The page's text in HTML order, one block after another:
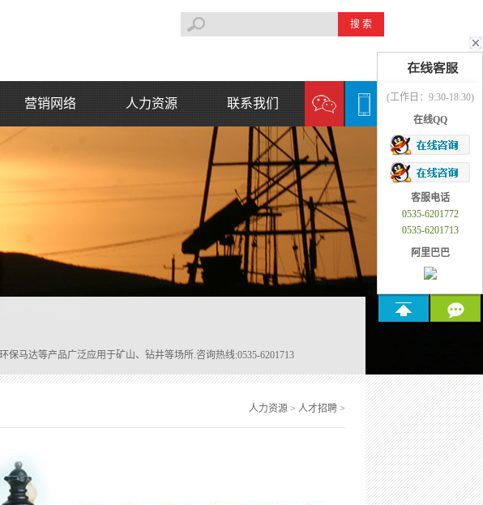
搜 索
营销网络 人力资源 联系我们
联系方式
地理位置
在线留言
马达等产品广泛应用于矿山、钻井等场所.咨询热线:0535-6201713
人力资源> 人才招聘>
(工作日：9:30-18:30)
在线QQ
客服电话
0535-6201772
0535-6201713
阿里巴巴